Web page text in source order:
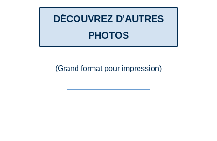
DÉCOUVREZ D'AUTRES
PHOTOS
(Grand format pour impression)